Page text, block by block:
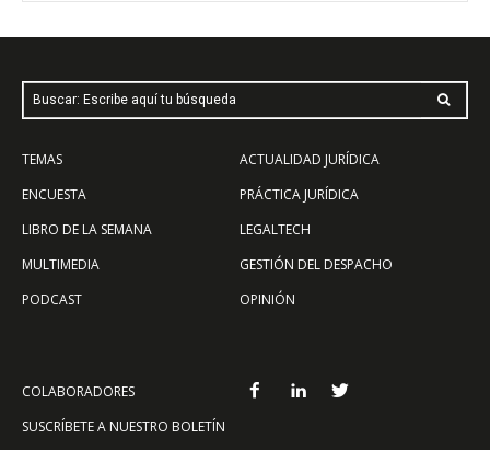
Buscar: Escribe aquí tu búsqueda
TEMAS
ENCUESTA
LIBRO DE LA SEMANA
MULTIMEDIA
PODCAST
ACTUALIDAD JURÍDICA
PRÁCTICA JURÍDICA
LEGALTECH
GESTIÓN DEL DESPACHO
OPINIÓN
COLABORADORES
SUSCRÍBETE A NUESTRO BOLETÍN